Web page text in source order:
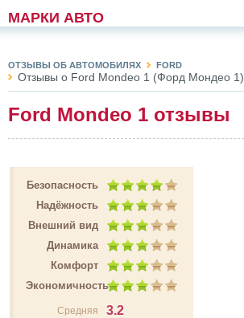
МАРКИ АВТО
ОТЗЫВЫ ОБ АВТОМОБИЛЯХ FORD
Отзывы о Ford Mondeo 1 (Форд Мондео 1)
Ford Mondeo 1 отзывы
Безопасность
Надёжность
Внешний вид
Динамика
Комфорт
Экономичность
Средняя
3.2